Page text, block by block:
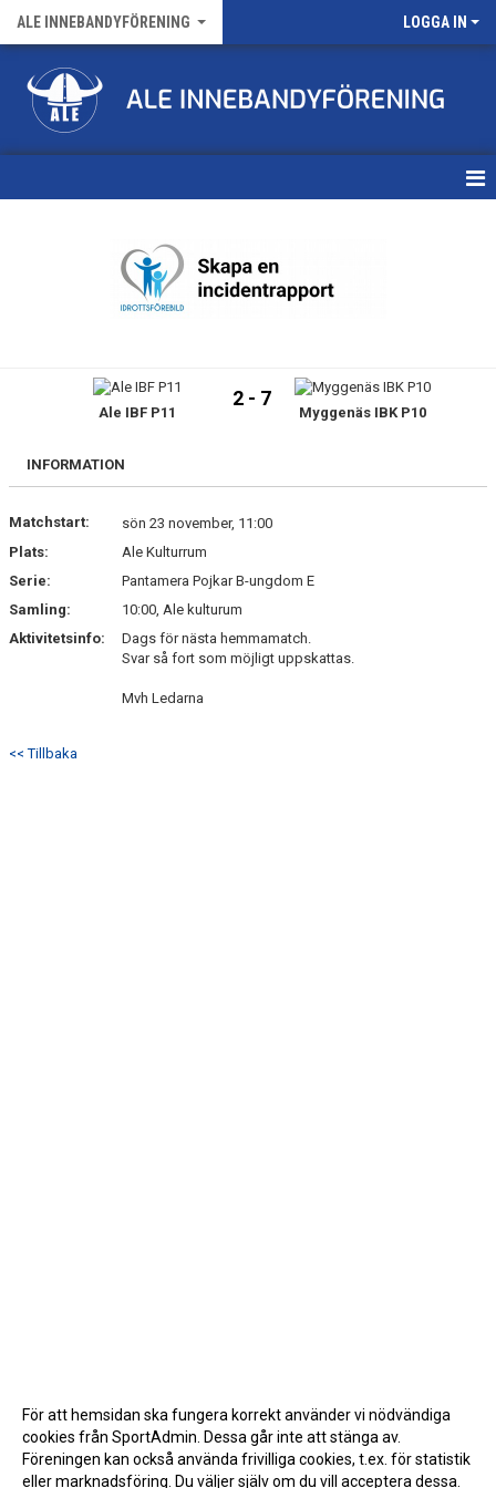
ALE INNEBANDYFÖRENING LOGGA IN
FÖRENINGENS MATCHER
NYHETSARKIV
MEDLEMSKAP
Ale IBF P11
2 - 7
Myggenäs IBK P10
INFORMATION
Matchstart:
sön 23 november, 11:00
Plats:
Ale Kulturrum
Serie:
Pantamera Pojkar B-ungdom E
Samling:
10:00, Ale kulturum
Aktivitetsinfo:
Dags för nästa hemmamatch.
Svar så fort som möjligt uppskattas.
Mvh Ledarna
<< Tillbaka
För att hemsidan ska fungera korrekt använder vi nödvändiga
cookies från SportAdmin. Dessa går inte att stänga av.
Föreningen kan också använda frivilliga cookies, t.ex. för statistik
eller marknadsföring. Du väljer själv om du vill acceptera dessa.